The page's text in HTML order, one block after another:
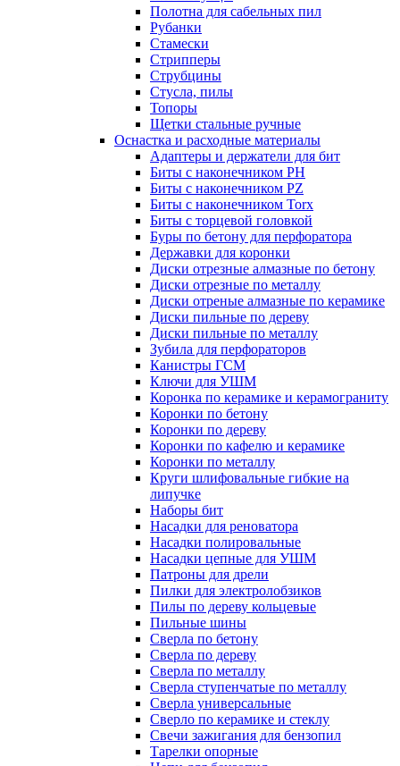
Полотна для сабельных пил
Рубанки
Стамески
Стрипперы
Струбцины
Стусла, пилы
Топоры
Щетки стальные ручные
Оснастка и расходные материалы
Адаптеры и держатели для бит
Биты с наконечником PH
Биты с наконечником PZ
Биты с наконечником Torx
Биты с торцевой головкой
Буры по бетону для перфоратора
Державки для коронки
Диски отрезные алмазные по бетону
Диски отрезные по металлу
Диски отреные алмазные по керамике
Диски пильные по дереву
Диски пильные по металлу
Зубила для перфораторов
Канистры ГСМ
Ключи для УШМ
Коронка по керамике и керамограниту
Коронки по бетону
Коронки по дереву
Коронки по кафелю и керамике
Коронки по металлу
Круги шлифовальные гибкие на
липучке
Наборы бит
Насадки для реноватора
Насадки полировальные
Насадки цепные для УШМ
Патроны для дрели
Пилки для электролобзиков
Пилы по дереву кольцевые
Пильные шины
Сверла по бетону
Сверла по дереву
Сверла по металлу
Сверла ступенчатые по металлу
Сверла универсальные
Сверло по керамике и стеклу
Свечи зажигания для бензопил
Тарелки опорные